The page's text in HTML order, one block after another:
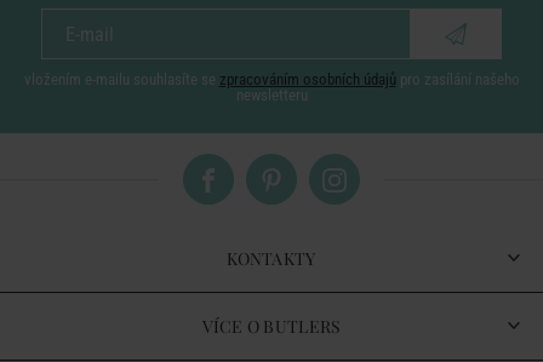
vložením e-mailu souhlasíte se zpracováním osobních údajů pro zasílání našeho
newsletteru
KONTAKTY
VÍCE O BUTLERS